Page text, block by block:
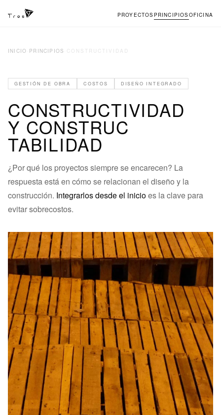
PROYECTOS PRINCIPIOSOFICINA
INICIO PRINCIPIOS CONSTRUCTIVIDAD
GESTIÓN DE OBRA COSTOS DISEÑO INTEGRADO
CONSTRUCTIVIDAD
Y CONSTRUC
TABILIDAD
¿Por qué los proyectos siempre se encarecen? La
respuesta está en cómo se relacionan el diseño y la
construcción. Integrarlos desde el inicioes la clave para
evitar sobrecostos.